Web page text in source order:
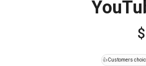
👍Customers